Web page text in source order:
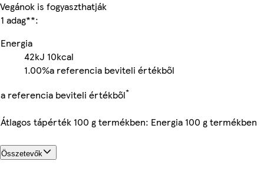
Vegánok is fogyaszthatják
1 adag**:
Energia
42kJ 10kcal
1.00%a referencia beviteli értékből
a referencia beviteli értékből*
Átlagos tápérték 100 g termékben: Energia 100 g termékben
Összetevők